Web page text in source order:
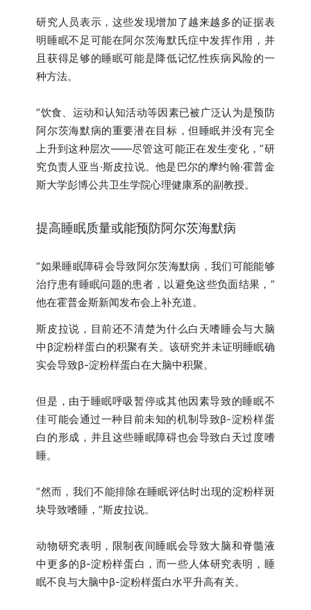
研究人员表示，这些发现增加了越来越多的证据表
明睡眠不足可能在阿尔茨海默氏症中发挥作用，并
且获得足够的睡眠可能是降低记忆性疾病风险的一
种方法。
“饮食、运动和认知活动等因素已被广泛认为是预防
阿尔茨海默病的重要潜在目标，但睡眠并没有完全
上升到这种层次——尽管这可能正在发生变化，”研
究负责人亚当·斯皮拉说。他是巴尔的摩约翰·霍普金
斯大学彭博公共卫生学院心理健康系的副教授。
提高睡眠质量或能预防阿尔茨海默病
“如果睡眠障碍会导致阿尔茨海默病，我们可能能够
治疗患有睡眠问题的患者，以避免这些负面结果，”
他在霍普金斯新闻发布会上补充道。
斯皮拉说，目前还不清楚为什么白天嗜睡会与大脑
中β淀粉样蛋白的积聚有关。该研究并未证明睡眠确
实会导致β-淀粉样蛋白在大脑中积聚。
但是，由于睡眠呼吸暂停或其他因素导致的睡眠不
佳可能会通过一种目前未知的机制导致β-淀粉样蛋
白的形成，并且这些睡眠障碍也会导致白天过度嗜
睡。
“然而，我们不能排除在睡眠评估时出现的淀粉样斑
块导致嗜睡，”斯皮拉说。
动物研究表明，限制夜间睡眠会导致大脑和脊髓液
中更多的β-淀粉样蛋白，而一些人体研究表明，睡
眠不良与大脑中β-淀粉样蛋白水平升高有关。